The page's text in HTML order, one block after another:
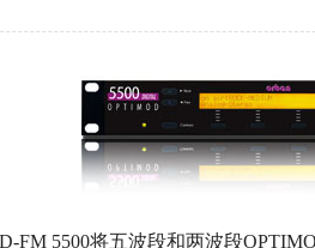
FM 5500将五波段和两波段